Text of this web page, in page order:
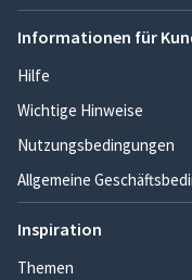
Informationen für
Hilfe
Wichtige Hinweise
Nutzungsbedingungen
Allgemeine
Inspiration
Themen